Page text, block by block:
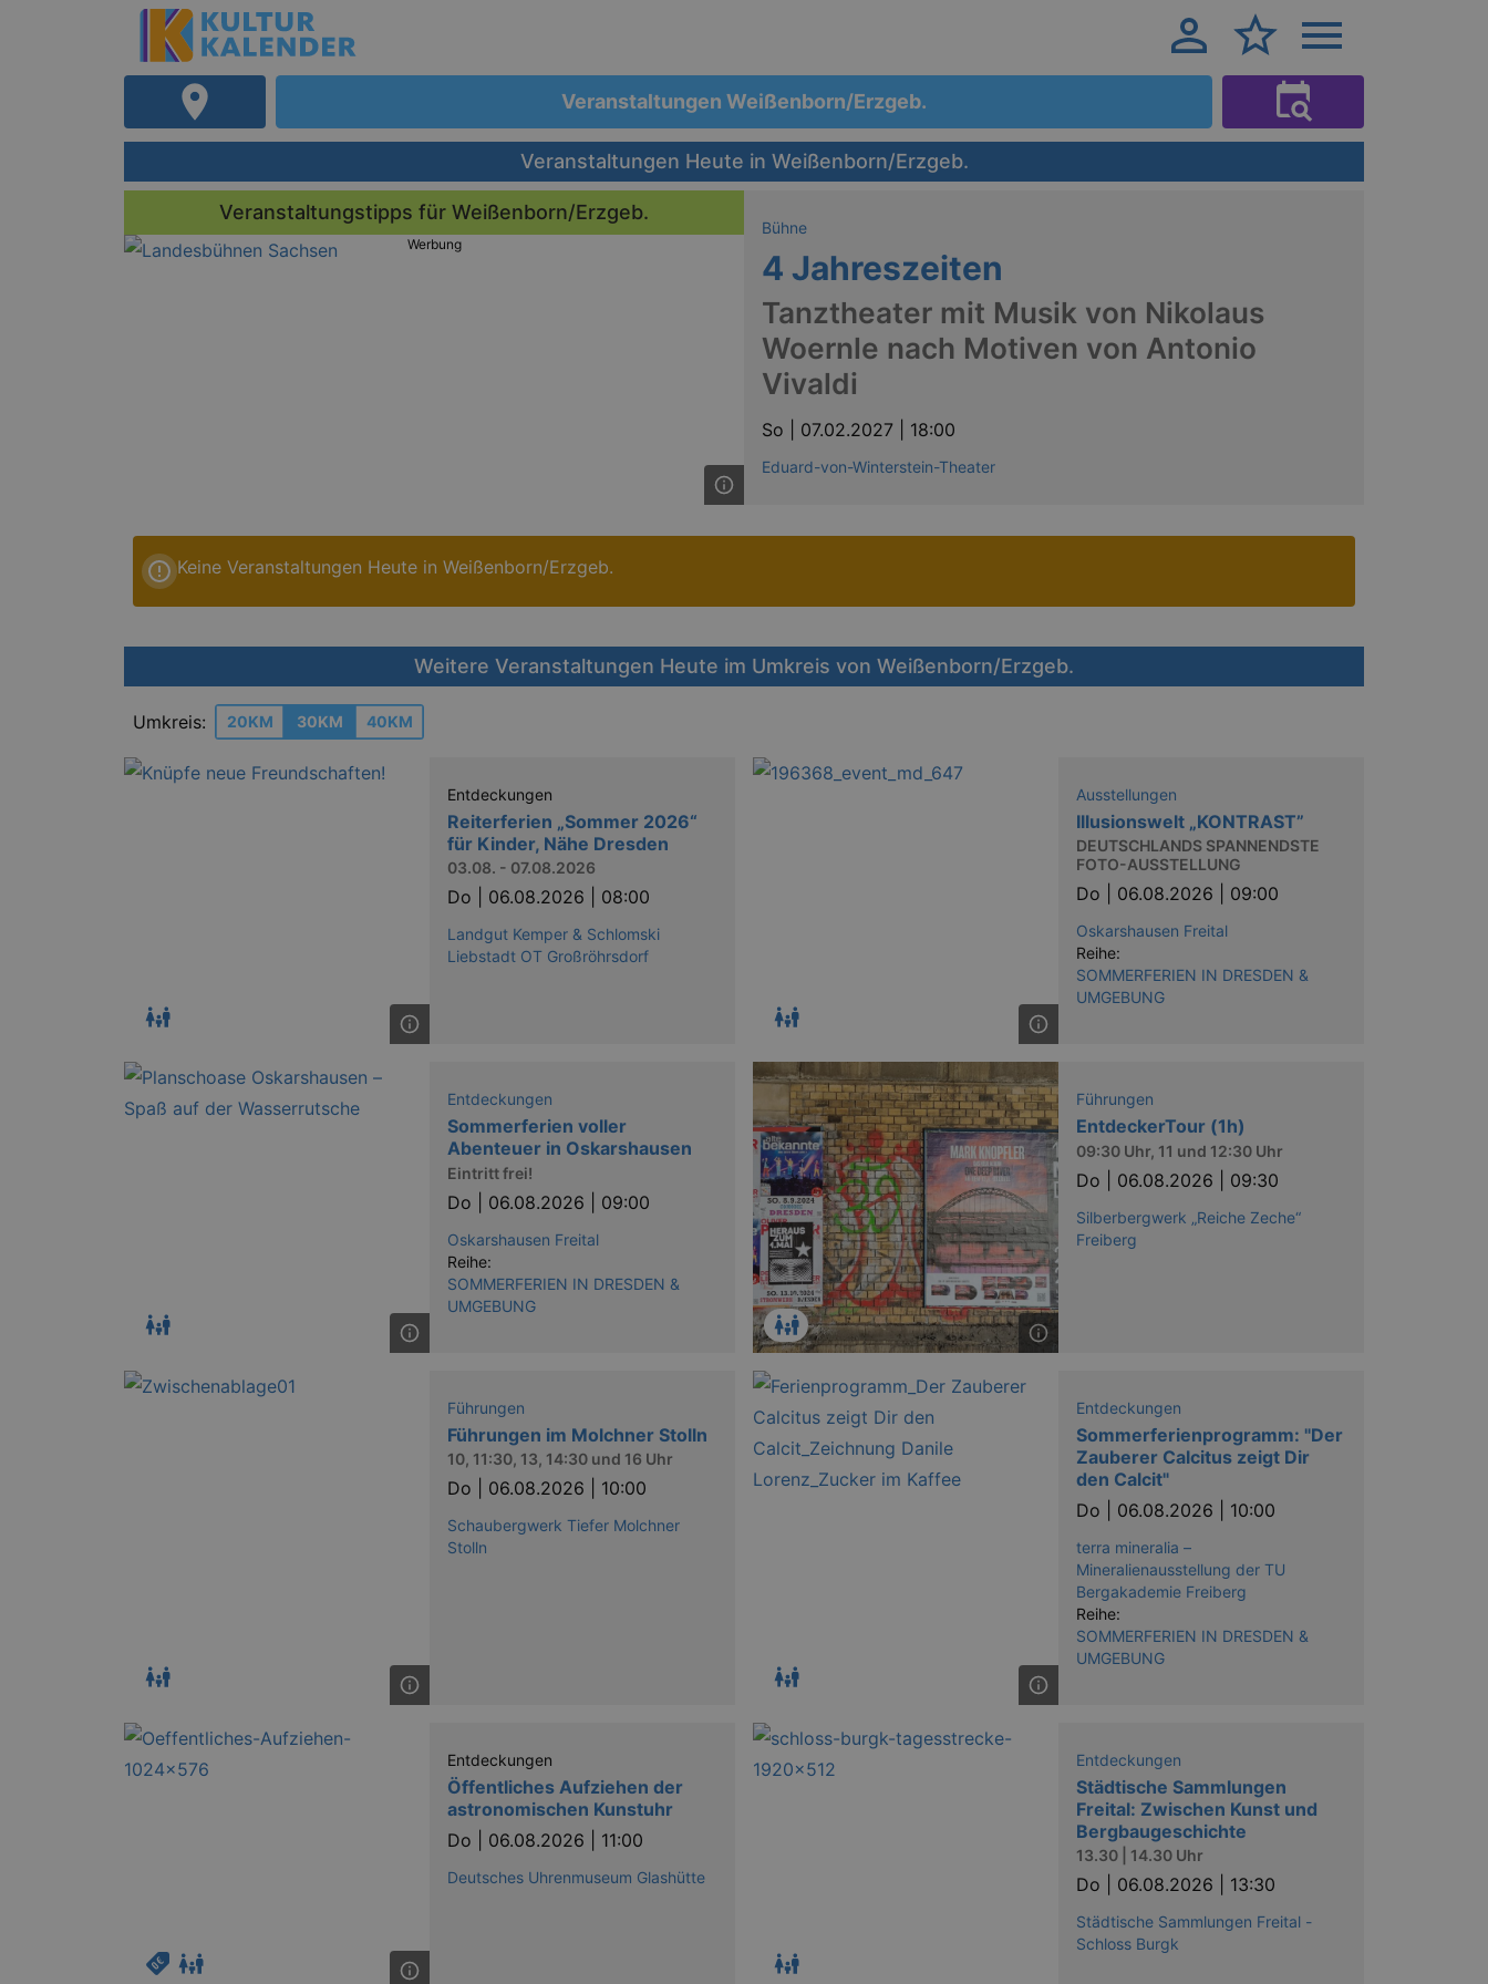
Veranstaltungen Weißenborn/Erzgeb.
Veranstaltungen Heute in Weißenborn/Erzgeb.
Veranstaltungstipps für Weißenborn/Erzgeb.
Werbung
Bühne
4 Jahreszeiten
Tanztheater mit Musik von Nikolaus
Woernle nach Motiven von Antonio
Vivaldi
So | 07.02.2027 | 18:00
Eduard-von-Winterstein-Theater
Keine Veranstaltungen Heute in Weißenborn/Erzgeb.
Weitere Veranstaltungen Heute im Umkreis von Weißenborn/Erzgeb.
Umkreis: 20KM 30KM 40KM
Entdeckungen
Reiterferien „Sommer 2026“
für Kinder, Nähe Dresden
03.08. - 07.08.2026
Do | 06.08.2026 | 08:00
Landgut Kemper & Schlomski
Liebstadt OT Großröhrsdorf
Ausstellungen
Illusionswelt „KONTRAST”
DEUTSCHLANDS SPANNENDSTE
FOTO-AUSSTELLUNG
Do | 06.08.2026 | 09:00
Oskarshausen Freital
Reihe:
SOMMERFERIEN IN DRESDEN &
UMGEBUNG
Entdeckungen
Sommerferien voller
Abenteuer in Oskarshausen
Eintritt frei!
Do | 06.08.2026 | 09:00
Oskarshausen Freital
Reihe:
SOMMERFERIEN IN DRESDEN &
UMGEBUNG
Führungen
EntdeckerTour (1h)
09:30 Uhr, 11 und 12:30 Uhr
Do | 06.08.2026 | 09:30
Silberbergwerk „Reiche Zeche“
Freiberg
Führungen
Führungen im Molchner Stolln
10, 11:30, 13, 14:30 und 16 Uhr
Do | 06.08.2026 | 10:00
Schaubergwerk Tiefer Molchner
Stolln
Entdeckungen
Sommerferienprogramm: "Der
Zauberer Calcitus zeigt Dir
den Calcit"
Do | 06.08.2026 | 10:00
terra mineralia –
Mineralienausstellung der TU
Bergakademie Freiberg
Reihe:
SOMMERFERIEN IN DRESDEN &
UMGEBUNG
Entdeckungen
Öffentliches Aufziehen der
astronomischen Kunstuhr
Do | 06.08.2026 | 11:00
Deutsches Uhrenmuseum Glashütte
Entdeckungen
Städtische Sammlungen
Freital: Zwischen Kunst und
Bergbaugeschichte
13.30 | 14.30 Uhr
Do | 06.08.2026 | 13:30
Städtische Sammlungen Freital -
Schloss Burgk